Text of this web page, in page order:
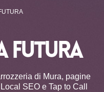
FUTURA
di Mura, pagine
SEO e Tap to Call